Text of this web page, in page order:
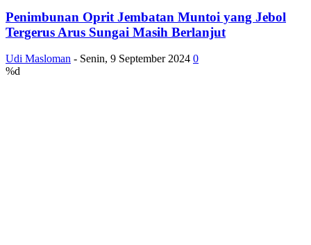
Penimbunan Oprit Jembatan Muntoi yang Jebol
Tergerus Arus Sungai Masih Berlanjut
Udi Masloman - Senin, 9 September 2024 0
%d